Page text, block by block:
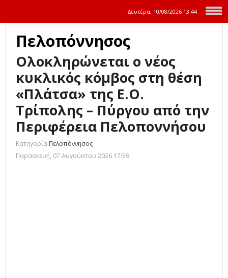
Δευτέρα, 10/08/2026 13:44
Πελοπόννησος
Ολοκληρώνεται ο νέος
κυκλικός κόμβος στη θέση
«Πλάτσα» της Ε.Ο.
Τρίπολης – Πύργου από την
Περιφέρεια Πελοποννήσου
Κατηγορία Πελοπόννησος
Παρασκευή, 07 Αυγούστου 2026 17:59